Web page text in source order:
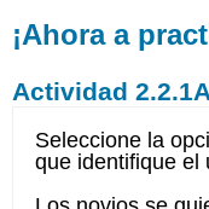
¡Ahora a
Actividad 2.2.1A